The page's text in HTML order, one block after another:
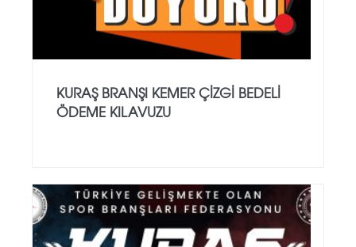
KURAŞ BRANŞI KEMER ÇİZGİ BEDELİ
ÖDEME KILAVUZU